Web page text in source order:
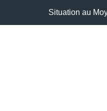
Situation au